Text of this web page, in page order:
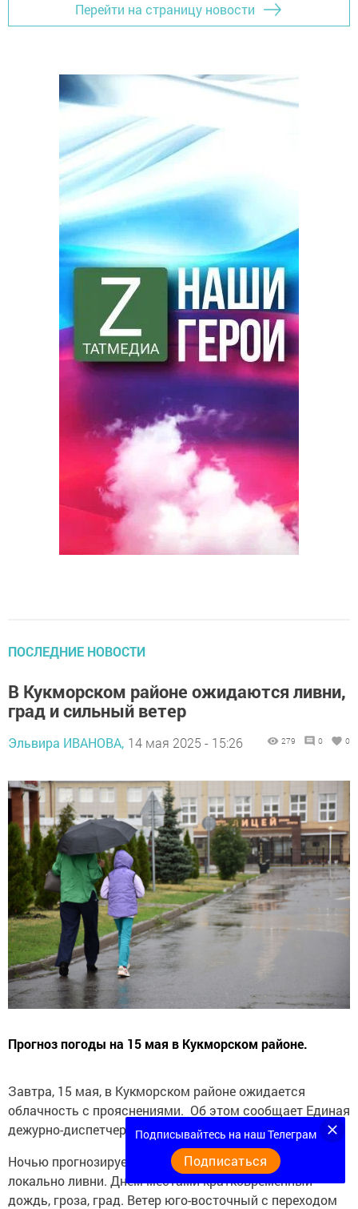
Перейти на страницу новости
ПОСЛЕДНИЕ НОВОСТИ
В Кукморском районе ожидаются ливни,
град и сильный ветер
Эльвира ИВАНОВА, 14 мая 2025 - 15:26 279 0 0
Прогноз погоды на 15 мая в Кукморском районе.
Завтра, 15 мая, в Кукморском районе ожидается
облачность с прояснениями. Об этом сообщает Единая
дежурно-диспетчерская служба района.
Ночью прогнозируется дождь, местами сильный,
локально ливни. Днем местами кратковременный
дождь, гроза, град. Ветер юго-восточный с переходом
Подписывайтесь на наш Телеграм
Подписаться